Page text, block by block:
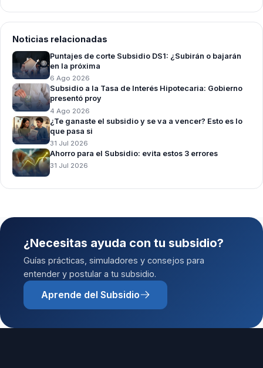
Noticias relacionadas
Puntajes de corte Subsidio DS1: ¿Subirán o bajarán
en la próxima
6 Ago 2026
Subsidio a la Tasa de Interés Hipotecaria: Gobierno
presentó proy
4 Ago 2026
¿Te ganaste el subsidio y se va a vencer? Esto es lo
que pasa si
31 Jul 2026
Ahorro para el Subsidio: evita estos 3 errores
31 Jul 2026
¿Necesitas ayuda con tu subsidio?
Guías prácticas, simuladores y consejos para
entender y postular a tu subsidio.
Aprende del Subsidio